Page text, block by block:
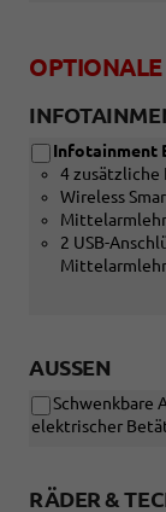
Infotainment
4 zusätzliche
Wireless
2 USB-
AUSSEN
Schwenkbare
elektrischer
RÄDER &